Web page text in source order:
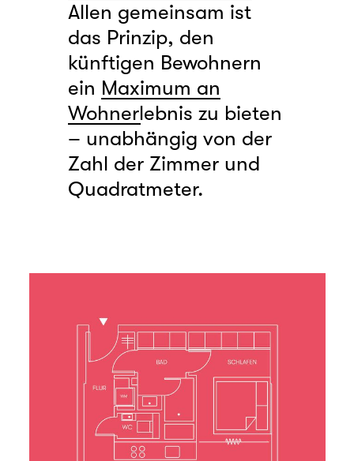
Allen gemeinsam ist
das Prinzip, den
künftigen Bewohnern
ein Maximum an
Wohnerlebnis zu bieten
– unabhängig von der
Zahl der Zimmer und
Quadratmeter.